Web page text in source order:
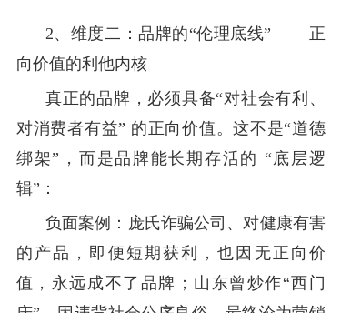
2、维度二：品牌的“伦理底线”—— 正
向价值的利他内核
真正的品牌，必须具备“对社会有利、
对消费者有益” 的正向价值。这不是“道德
绑架”，而是品牌能长期存活的 “底层逻
辑”：
负面案例：庞氏诈骗公司、对健康有害
的产品，即便短期获利，也因无正向价
值，永远成不了品牌；山东曾炒作“西门